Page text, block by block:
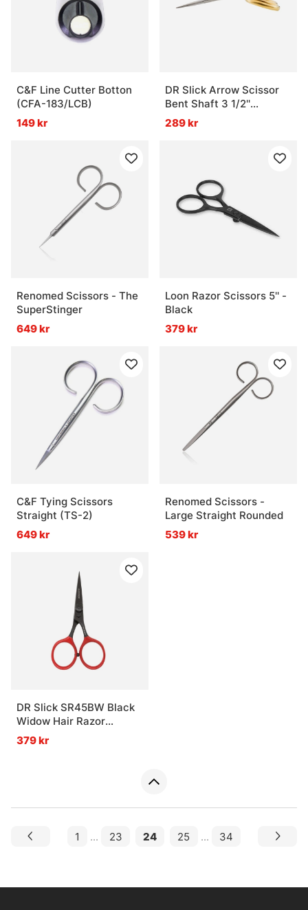
C&F Line Cutter Botton
(CFA-183/LCB)
149 kr
DR Slick Arrow Scissor
Bent Shaft 3 1/2''
Straight
289 kr
Renomed Scissors - The
SuperStinger
649 kr
Loon Razor Scissors 5'' -
Black
379 kr
C&F Tying Scissors
Straight (TS-2)
649 kr
Renomed Scissors -
Large Straight Rounded
539 kr
DR Slick SR45BW Black
Widow Hair Razor
Scissor 4-1/2'' Bent
Shaft Black and Red
379 kr
1 ... 23 24 25 ... 34